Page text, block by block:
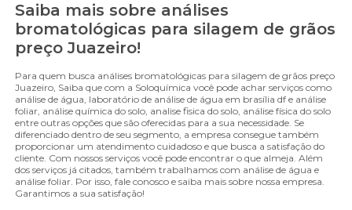
Saiba mais sobre análises
bromatológicas para silagem de grãos
preço Juazeiro!
Para quem busca análises bromatológicas para silagem de grãos preço
Juazeiro, Saiba que com a Soloquímica você pode achar serviços como
análise de água, laboratório de análise de água em brasília df e análise
foliar, análise química do solo, analise fisica do solo, análise física do solo
entre outras opções que são oferecidas para a sua necessidade. Se
diferenciado dentro de seu segmento, a empresa consegue também
proporcionar um atendimento cuidadoso e que busca a satisfação do
cliente. Com nossos serviços você pode encontrar o que almeja. Além
dos serviços já citados, também trabalhamos com análise de água e
análise foliar. Por isso, fale conosco e saiba mais sobre nossa empresa.
Garantimos a sua satisfação!